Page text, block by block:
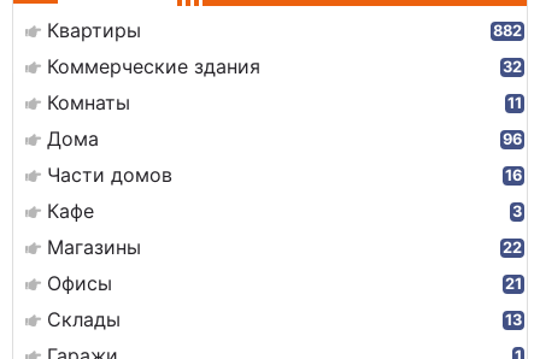
Квартиры 882
Коммерческие здания 32
Комнаты 11
Дома 96
Части домов 16
Кафе 3
Магазины 22
Офисы 21
Склады 13